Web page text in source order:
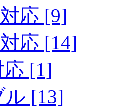
応 [9]
応 [14]
[1]
ル [13]